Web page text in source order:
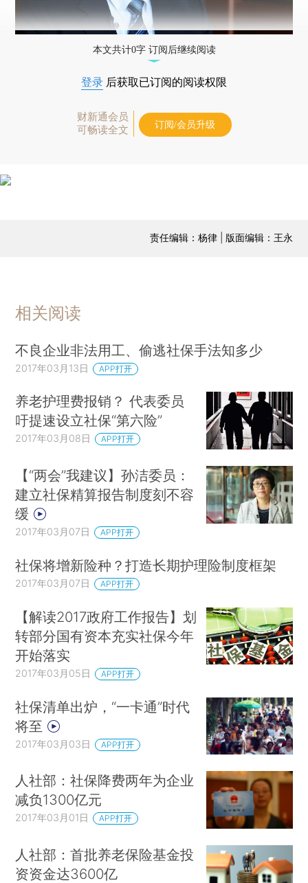
本文共计0字 订阅后继续阅读
登录 后获取已订阅的阅读权限
财新通会员
可畅读全文
订阅/会员升级
责任编辑：杨律 | 版面编辑：王永
相关阅读
不良企业非法用工、偷逃社保手法知多少
2017年03月13日 APP打开
养老护理费报销？ 代表委员
吁提速设立社保“第六险”
2017年03月08日 APP打开
【“两会”我建议】孙洁委员：
建立社保精算报告制度刻不容
缓
2017年03月07日 APP打开
社保将增新险种？打造长期护理险制度框架
2017年03月07日 APP打开
【解读2017政府工作报告】划
转部分国有资本充实社保今年
开始落实
2017年03月05日 APP打开
社保清单出炉，“一卡通”时代
将至
2017年03月03日 APP打开
人社部：社保降费两年为企业
减负1300亿元
2017年03月01日 APP打开
人社部：首批养老保险基金投
资资金达3600亿